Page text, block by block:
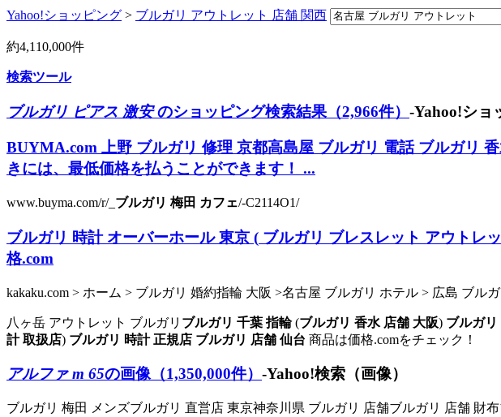
Yahoo!ショッピング > ブルガリ アウトレット 店舗 関西
約4,110,000件
検索ツール
ブルガリ ピアス 激安のショッピング検索結果（2,966件） -Yahoo!ショ
BUYMA.com 上野 ブルガリ 修理 京都高島屋 ブルガリ 電話 ブルガリ
きには、最低価格を払うことができます！ ...
www.buyma.com/r/_ ブルガリ 梅田 カフェ/-C2114O1/
ブルガリ 時計 オーバーホール 東京 ( ブルガリ ブレスレット アウトレ
格.com
kakaku.com > ホーム > ブルガリ 婚約指輪 大阪 >名古屋 ブルガリ ホテル > 広島 ブル
八ヶ岳 アウトレット ブルガリ ブルガリ 千葉 指輪(ブルガリ 香水 店舗 大阪) ブルガリ
計 取扱店) ブルガリ 時計 正規店 ブルガリ 店舗 仙台 商品は価格.comをチェック！
アルファ m 65の画像（1,350,000件） -Yahoo!検索（画像）
ブルガリ 梅田 メンズブルガリ 直営店 東京神奈川県 ブルガリ 店舗ブルガリ 店舗 財